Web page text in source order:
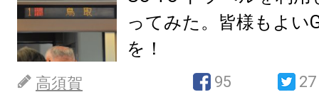
ってみた。皆様もよい
を！
高須賀 95 27